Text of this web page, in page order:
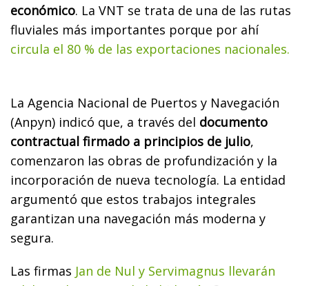
económico. La VNT se trata de una de las rutas
fluviales más importantes porque por ahí
circula el 80 % de las exportaciones nacionales.
La Agencia Nacional de Puertos y Navegación
(Anpyn) indicó que, a través del documento
contractual firmado a principios de julio,
comenzaron las obras de profundización y la
incorporación de nueva tecnología. La entidad
argumentó que estos trabajos integrales
garantizan una navegación más moderna y
segura.
Las firmas Jan de Nul y Servimagnus llevarán